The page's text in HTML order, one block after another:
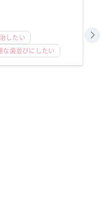
したい
な歯並びにしたい